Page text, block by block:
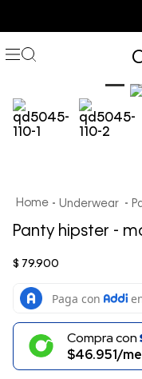
Underwear
Panty hipster -
$ 79.900
Compra con
$46.951/